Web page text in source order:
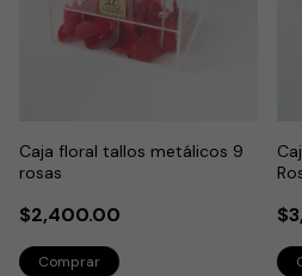
Caja floral tallos metálicos 9
rosas
$2,400.00